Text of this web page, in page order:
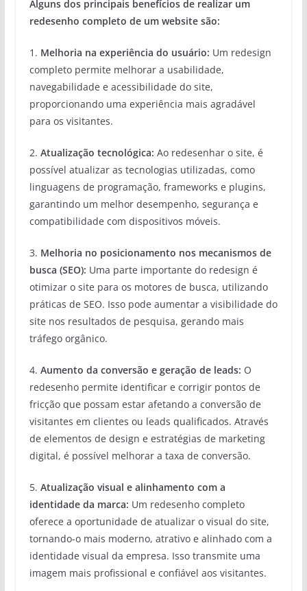
Alguns dos principais benefícios de realizar um
redesenho completo de um website são:
1. Melhoria na experiência do usuário: Um redesign
completo permite melhorar a usabilidade,
navegabilidade e acessibilidade do site,
proporcionando uma experiência mais agradável
para os visitantes.
2. Atualização tecnológica: Ao redesenhar o site, é
possível atualizar as tecnologias utilizadas, como
linguagens de programação, frameworks e plugins,
garantindo um melhor desempenho, segurança e
compatibilidade com dispositivos móveis.
3. Melhoria no posicionamento nos mecanismos de
busca (SEO): Uma parte importante do redesign é
otimizar o site para os motores de busca, utilizando
práticas de SEO. Isso pode aumentar a visibilidade do
site nos resultados de pesquisa, gerando mais
tráfego orgânico.
4. Aumento da conversão e geração de leads: O
redesenho permite identificar e corrigir pontos de
fricção que possam estar afetando a conversão de
visitantes em clientes ou leads qualificados. Através
de elementos de design e estratégias de marketing
digital, é possível melhorar a taxa de conversão.
5. Atualização visual e alinhamento com a
identidade da marca: Um redesenho completo
oferece a oportunidade de atualizar o visual do site,
tornando-o mais moderno, atrativo e alinhado com a
identidade visual da empresa. Isso transmite uma
imagem mais profissional e confiável aos visitantes.